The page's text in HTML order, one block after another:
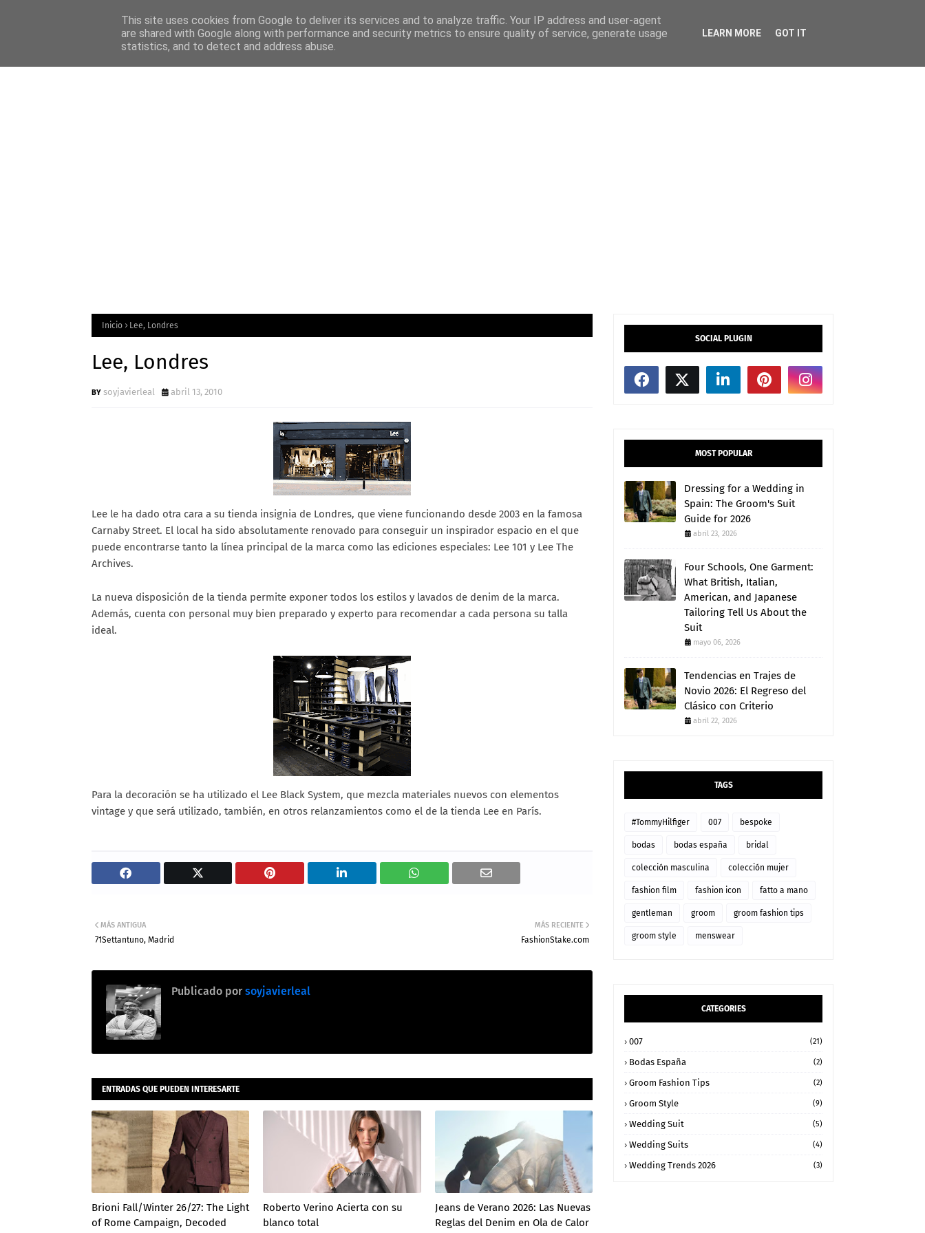
Home Features Menciones Mega Menu
Inicio Lee, Londres
Lee, Londres
soyjavierleal abril 13, 2010
Lee le ha dado otra cara a su tienda insignia de Londres, que viene funcionando desde 2003 en la famosa
Carnaby Street. El local ha sido absolutamente renovado para conseguir un inspirador espacio en el que
puede encontrarse tanto la línea principal de la marca como las ediciones especiales: Lee 101 y Lee The
Archives.
La nueva disposición de la tienda permite exponer todos los estilos y lavados de denim de la marca.
Además, cuenta con personal muy bien preparado y experto para recomendar a cada persona su talla
ideal.
Para la decoración se ha utilizado el Lee Black System, que mezcla materiales nuevos con elementos
vintage y que será utilizado, también, en otros relanzamientos como el de la tienda Lee en París.
MÁS RECIENTE
FashionStake.com
MÁS ANTIGUA
71Settantuno, Madrid
Publicado por soyjavierleal
ENTRADAS QUE PUEDEN INTERESARTE
Brioni Fall/Winter 26/27: The Light
of Rome Campaign, Decoded
Roberto Verino Acierta con su
blanco total
Jeans de Verano 2026: Las Nuevas
Reglas del Denim en Ola de Calor
SOCIAL PLUGIN
MOST POPULAR
Dressing for a Wedding in
Spain: The Groom's Suit
Guide for 2026
abril 23, 2026
Four Schools, One Garment:
What British, Italian,
American, and Japanese
Tailoring Tell Us About the
Suit
mayo 06, 2026
Tendencias en Trajes de
Novio 2026: El Regreso del
Clásico con Criterio
abril 22, 2026
TAGS
#TommyHilfiger 007 bespoke
bodas bodas españa bridal
colección masculina colección mujer
fashion film fashion icon fatto a mano
gentleman groom groom fashion tips
groom style menswear
CATEGORIES
007 (21)
Bodas España (2)
Groom Fashion Tips (2)
Groom Style (9)
Wedding Suit (5)
Wedding Suits (4)
Wedding Trends 2026 (3)
This site uses cookies from Google to deliver its services and to analyze traffic. Your IP address and user-agent
are shared with Google along with performance and security metrics to ensure quality of service, generate usage
statistics, and to detect and address abuse.
LEARN MORE GOT IT